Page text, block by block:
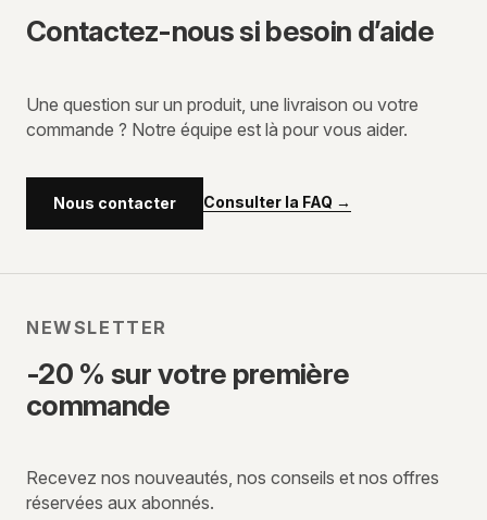
Contactez-nous si besoin d’aide
Une question sur un produit, une livraison ou votre
commande ? Notre équipe est là pour vous aider.
Nous contacter Consulter la FAQ →
NEWSLETTER
-20 % sur votre première
commande
Recevez nos nouveautés, nos conseils et nos offres
réservées aux abonnés.